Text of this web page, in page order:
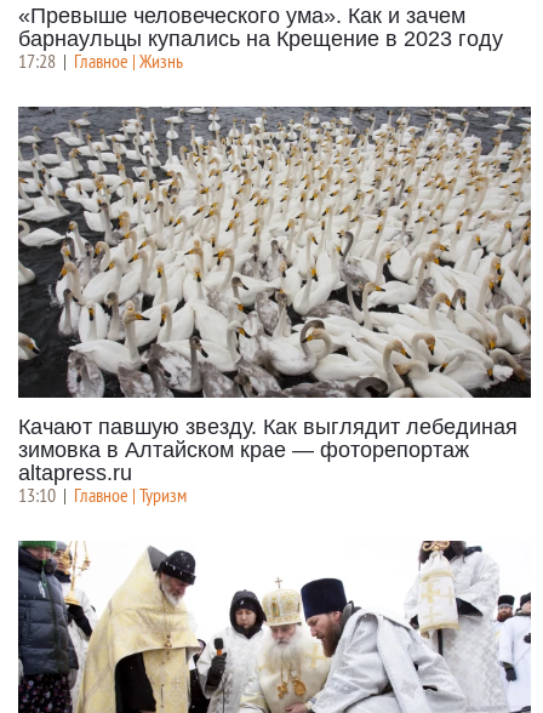
«Превыше человеческого ума». Как и зачем
барнаульцы купались на Крещение в 2023 году
17:28 | Главное | Жизнь
Качают павшую звезду. Как выглядит лебединая
зимовка в Алтайском крае — фоторепортаж
altapress.ru
13:10 | Главное | Туризм